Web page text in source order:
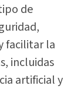
de
facilitar la
incluidas
artificial y